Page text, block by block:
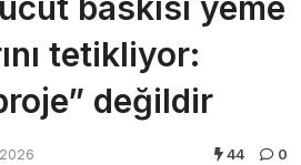
tetikliyor:
değildir
44 0